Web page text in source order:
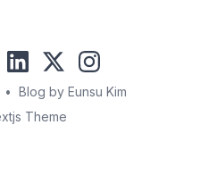
linkedin
x instagram
• Blog by Eunsu Kim
Theme